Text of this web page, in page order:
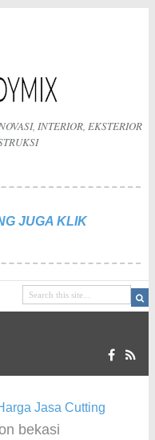
INTERIOR, EKSTERIOR
JUGA KLIK
Jasa Cutting
bekasi